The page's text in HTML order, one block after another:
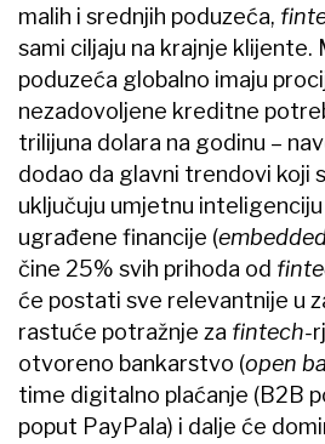
malih i srednjih poduzeća,
sami ciljaju na krajnje klijente.
poduzeća globalno imaju
nezadovoljene kreditne
trilijuna dolara na godinu –
dodao da glavni trendovi koji
uključuju umjetnu
ugrađene financije (
čine 25% svih prihoda od
će postati sve relevantnije u
rastuće potražnje za fintech-
otvoreno bankarstvo (open
time digitalno plaćanje (B2B
poput PayPala) i dalje će